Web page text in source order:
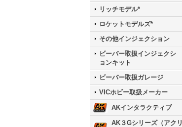
リッチモデル*
ロケットモデルズ*
その他インジェクション
ビーバー取扱インジェクシ
ョンキット
ビーバー取扱ガレージ
VICホビー取扱メーカー
AKインタラクティブ
AK３Gシリーズ（アクリ